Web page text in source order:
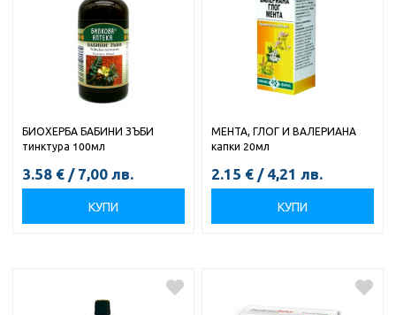
БИОХЕРБА БАБИНИ ЗЪБИ
тинктура 100мл
3.58 € / 7,00 лв.
КУПИ
МЕНТА, ГЛОГ И ВАЛЕРИАНА
капки 20мл
2.15 € / 4,21 лв.
КУПИ